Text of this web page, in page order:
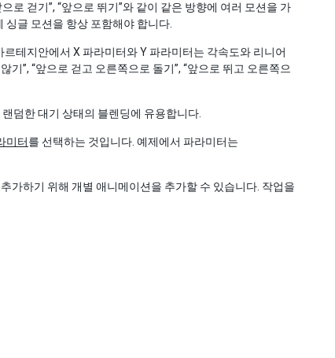
로 걷기”, “앞으로 뛰기”와 같이 같은 방향에 여러 모션을 가
싱글 모션을 항상 포함해야 합니다.
테지안에서 X 파라미터와 Y 파라미터는 각속도와 리니어
기”, “앞으로 걷고 오른쪽으로 돌기”, “앞으로 뛰고 오른쪽으
덤한 대기 상태의 블렌딩에 유용합니다.
미터를 선택하는 것입니다. 예제에서 파라미터는
가하기 위해 개별 애니메이션을 추가할 수 있습니다. 작업을